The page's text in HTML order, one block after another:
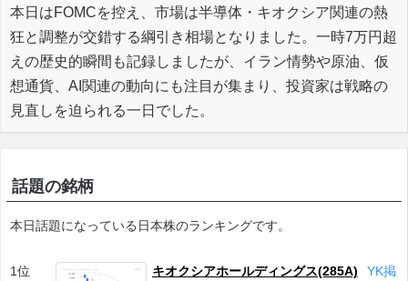
本日はFOMCを控え、市場は半導体・キオクシア関連の熱
狂と調整が交錯する綱引き相場となりました。一時7万円超
えの歴史的瞬間も記録しましたが、イラン情勢や原油、仮
想通貨、AI関連の動向にも注目が集まり、投資家は戦略の
見直しを迫られる一日でした。
話題の銘柄
本日話題になっている日本株のランキングです。
1位
キオクシアホールディングス(285A) YK掲